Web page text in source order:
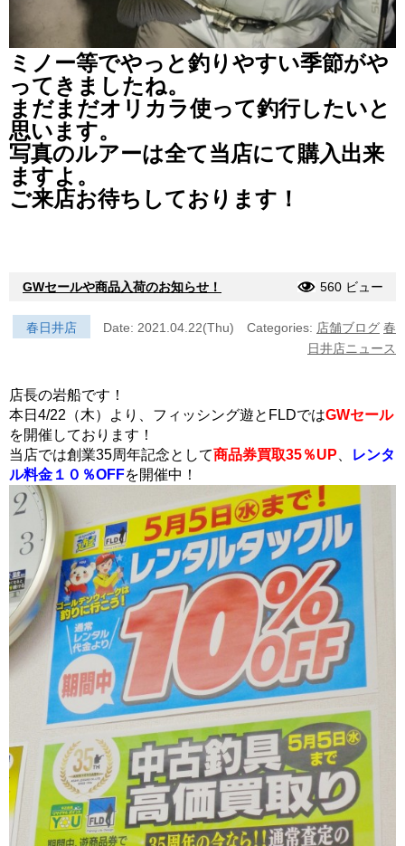
ミノー等でやっと釣りやすい季節がや
ってきましたね。
まだまだオリカラ使って釣行したいと
思います。
写真のルアーは全て当店にて購入出来
ますよ。
ご来店お待ちしております！
GWセールや商品入荷のお知らせ！ 560 ビュー
春日井店 Date: 2021.04.22(Thu) Categories: 店舗ブログ 春
日井店ニュース
店長の岩船です！
本日4/22（木）より、フィッシング遊とFLDではGWセール
を開催しております！
当店では創業35周年記念として商品券買取35％UP
レンタ
ル料金１０％OFFを開催中！